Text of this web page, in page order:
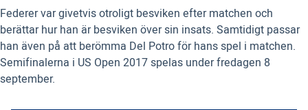
Federer var givetvis otroligt besviken efter matchen och
berättar hur han är besviken över sin insats. Samtidigt passar
han även på att berömma Del Potro för hans spel i matchen.
Semifinalerna i US Open 2017 spelas under fredagen 8
september.